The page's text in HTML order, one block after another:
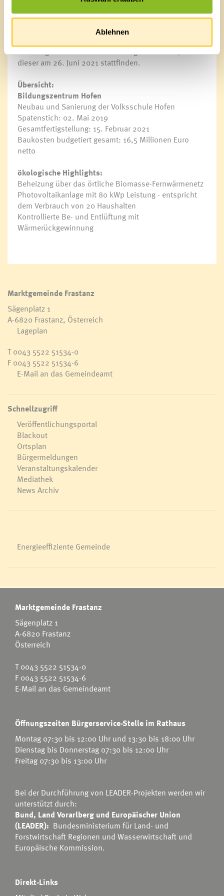
Ablehnen
Tag der Offenen Tür am 26. Juni
Davon können sich alle Interessierten bei einem Tag
überzeugen: Sofern die Corona-Lage es zulässt, wird
dieser am 26. Juni 2021 stattfinden.
Übersicht:
Bildungszentrum Hofen
Neubau und Sanierung der Volksschule Hofen
Spatenstich: 02. Mai 2019
Gesamtfertigstellung: 15. Februar 2021
Baukosten budgetiert gesamt: 16,5 Millionen Euro
netto
ökologische Highlights:
Beheizung über das örtliche Biomasse-Fernwärmenetz
Photovoltaikanlage mit 80 kWp Leistung - entspricht
dem Verbrauch von 20 Haushalten
Kontrollierte Be- und Entlüftung mit
Wärmerückgewinnung
Marktgemeinde Frastanz
Sägenplatz 1
A-6820 Frastanz, Österreich
Lageplan
T0043 5522 51534-0
F 0043 5522 51534-6
E-Mail an das Gemeindeamt
Schnellzugriff
Veröffentlichungsportal
Blackout
Ortsplan
Bürgermeldungen
Veranstaltungskalender
Mediathek
News Archiv
Energieeffiziente Gemeinde
Marktgemeinde Frastanz
Sägenplatz 1
A-6820 Frastanz
Österreich
T0043 5522 51534-0
F 0043 5522 51534-6
E-Mail an das Gemeindeamt
Öffnungszeiten Bürgerservice-Stelle im Rathaus
Montag 07:30 bis 12:00 Uhr und 13:30 bis 18:00 Uhr
Dienstag bis Donnerstag 07:30 bis 12:00 Uhr
Freitag 07:30 bis 13:00 Uhr
Bei der Durchführung von LEADER-Projekten werden wir
unterstützt durch:
Bund, Land Vorarlberg und Europäischer Union
(LEADER): Bundesministerium für Land- und
Forstwirtschaft Regionen und Wasserwirtschaft und
Europäische Kommission.
Direkt-Links